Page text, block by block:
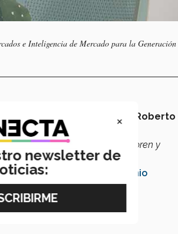
e Inteligencia de Mercado para la Generación
galardón, entre ellos también
Roberto
hace; que las personas lo valoren y
en el instituto”,comentó.
Monterrey
Premio
×
newsletter de